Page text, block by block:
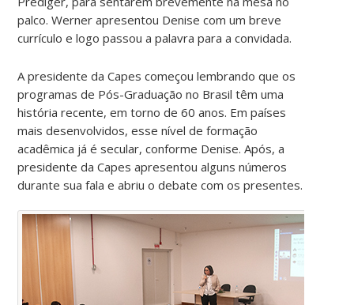
palco. Werner apresentou Denise com um breve
currículo e logo passou a palavra para a convidada.
A presidente da Capes começou lembrando que os
programas de Pós-Graduação no Brasil têm uma
história recente, em torno de 60 anos. Em países
mais desenvolvidos, esse nível de formação
acadêmica já é secular, conforme Denise. Após, a
presidente da Capes apresentou alguns números
durante sua fala e abriu o debate com os presentes.